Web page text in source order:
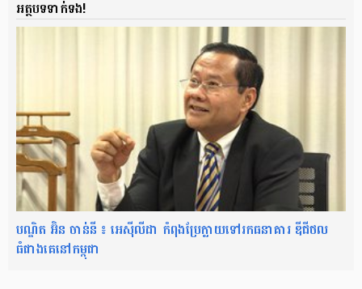
អត្ថបទទាក់ទង!
បណ្ឌិត អ៊ិន ចាន់នី ៖ អេស៊ីលីដា កំពុង​ប្រែក្លាយ​ទៅ​រក​ធនាគារ ឌីជីថល​
ធំជាងគេ​នៅ​កម្ពុជា